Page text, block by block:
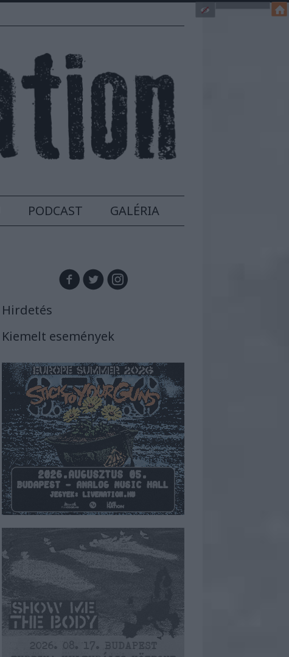
PODCAST GALÉRIA
Hirdetés
Kiemelt események